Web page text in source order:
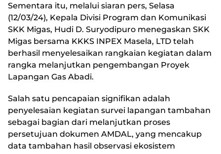
Sementara itu, melalui siaran pers, Selasa
(12/03/24), Kepala Divisi Program dan Komunikasi
SKK Migas, Hudi D. Suryodipuro menegaskan SKK
Migas bersama KKKS INPEX Masela, LTD telah
berhasil menyelesaikan rangkaian kegiatan dalam
rangka melanjutkan pengembangan Proyek
Lapangan Gas Abadi.
Salah satu pencapaian signifikan adalah
penyelesaian kegiatan survei lapangan tambahan
sebagai bagian dari melanjutkan proses
persetujuan dokumen AMDAL, yang mencakup
data tambahan hasil observasi ekosistem